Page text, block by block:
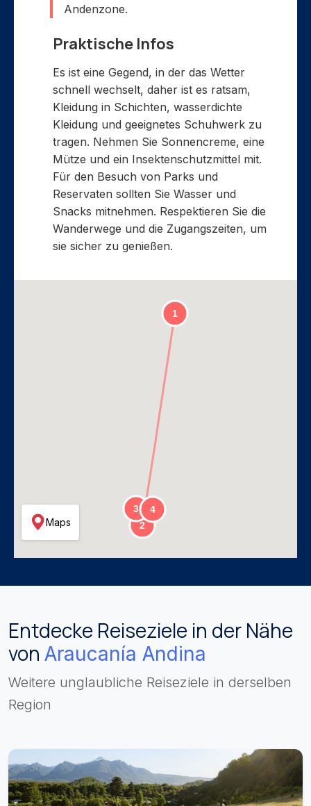
Maps
Andenzone.
Praktische Infos
Es ist eine Gegend, in der das Wetter
schnell wechselt, daher ist es ratsam,
Kleidung in Schichten, wasserdichte
Kleidung und geeignetes Schuhwerk zu
tragen. Nehmen Sie Sonnencreme, eine
Mütze und ein Insektenschutzmittel mit.
Für den Besuch von Parks und
Reservaten sollten Sie Wasser und
Snacks mitnehmen. Respektieren Sie die
Wanderwege und die Zugangszeiten, um
sie sicher zu genießen.
Entdecke Reiseziele in der Nähe
von Araucanía Andina
Weitere unglaubliche Reiseziele in derselben
Region